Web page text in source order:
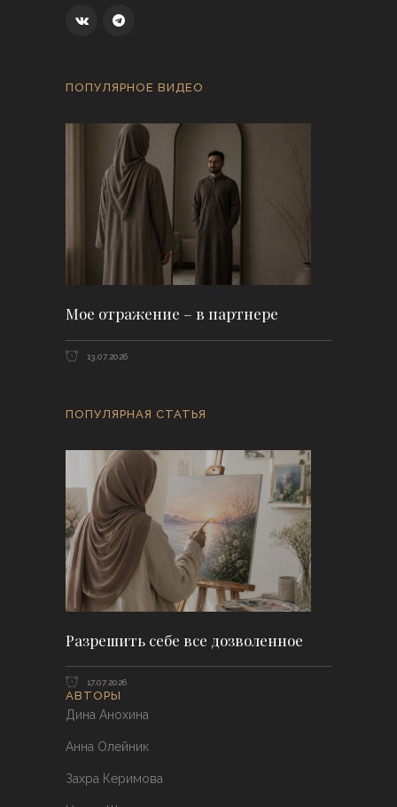
ПОПУЛЯРНОЕ ВИДЕО
Мое отражение – в партнере
13.07.2026
ПОПУЛЯРНАЯ СТАТЬЯ
Разрешить себе все дозволенное
17.07.2026
АВТОРЫ
Дина Анохина
Анна Олейник
Захра Керимова